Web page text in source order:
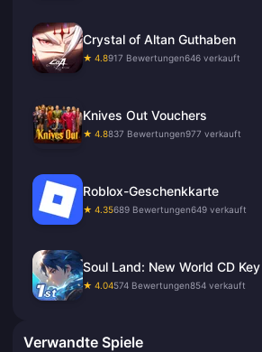
Crystal of Altan Guthaben
★ 4.8917 Bewertungen646 verkauft
Knives Out Vouchers
★ 4.8837 Bewertungen977 verkauft
Roblox-Geschenkkarte
★ 4.35689 Bewertungen649 verkauft
Soul Land: New World CD Key
★ 4.04574 Bewertungen854 verkauft
Verwandte Spiele